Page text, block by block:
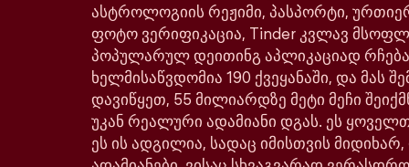
ასტროლოგიის რეჟიმი, პასპორტი,
ფოტო ვერიფიკაცია, Tinder კვლავ
პოპულარულ დეითინგ აპლიკაციად
ხელმისაწვდომია 190 ქვეყანაში, და მას
დავიწყეთ, 55 მილიარდზე მეტი მეჩი
უკან რეალური ადამიანი დგას. ეს
ეს ის ადგილია, სადაც იმისთვის